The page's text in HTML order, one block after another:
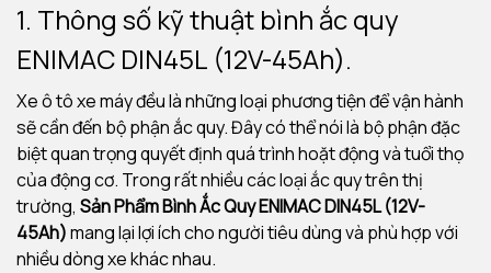
1. Thông số kỹ thuật bình ắc quy
ENIMAC DIN45L (12V-45Ah).
Xe ô tô xe máy đều là những loại phương tiện để vận hành
sẽ cần đến bộ phận ắc quy. Đây có thể nói là bộ phận đặc
biệt quan trọng quyết định quá trình hoặt động và tuổi thọ
của động cơ. Trong rất nhiều các loại ắc quy trên thị
trường, Sản Phẩm Bình Ắc Quy ENIMAC DIN45L (12V-
45Ah)mang lại lợi ích cho người tiêu dùng và phù hợp với
nhiều dòng xe khác nhau.